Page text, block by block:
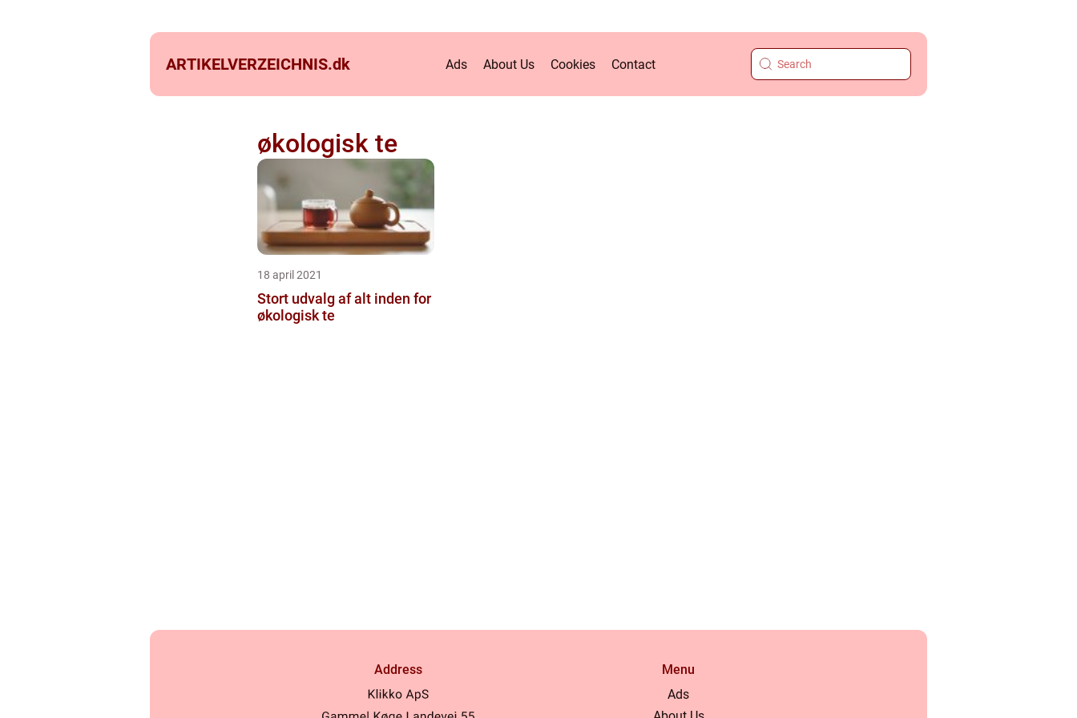
ARTIKELVERZEICHNIS.dk Ads About Us Cookies Contact
økologisk te
18 april 2021
Stort udvalg af alt inden for
økologisk te
Address
Menu
Ads